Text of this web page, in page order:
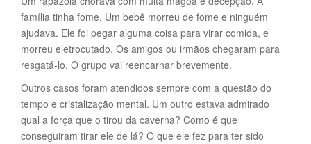
família tinha fome. Um bebê morreu de fome e ninguém
ajudava. Ele foi pegar alguma coisa para virar comida, e
morreu eletrocutado. Os amigos ou irmãos chegaram para
resgatá-lo. O grupo vai reencarnar brevemente.
Outros casos foram atendidos sempre com a questão do
tempo e cristalização mental. Um outro estava admirado
qual a força que o tirou da caverna? Como é que
conseguiram tirar ele de lá? O que ele fez para ter sido